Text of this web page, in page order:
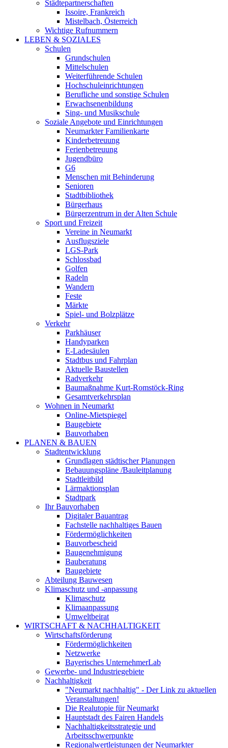
Städtepartnerschaften
Issoire, Frankreich
Mistelbach, Österreich
Wichtige Rufnummern
LEBEN & SOZIALES
Schulen
Grundschulen
Mittelschulen
Weiterführende Schulen
Hochschuleinrichtungen
Berufliche und sonstige Schulen
Erwachsenenbildung
Sing- und Musikschule
Soziale Angebote und Einrichtungen
Neumarkter Familienkarte
Kinderbetreuung
Ferienbetreuung
Jugendbüro
G6
Menschen mit Behinderung
Senioren
Stadtbibliothek
Bürgerhaus
Bürgerzentrum in der Alten Schule
Sport und Freizeit
Vereine in Neumarkt
Ausflugsziele
LGS-Park
Schlossbad
Golfen
Radeln
Wandern
Feste
Märkte
Spiel- und Bolzplätze
Verkehr
Parkhäuser
Handyparken
E-Ladesäulen
Stadtbus und Fahrplan
Aktuelle Baustellen
Radverkehr
Baumaßnahme Kurt-Romstöck-Ring
Gesamtverkehrsplan
Wohnen in Neumarkt
Online-Mietspiegel
Baugebiete
Bauvorhaben
PLANEN & BAUEN
Stadtentwicklung
Grundlagen städtischer Planungen
Bebauungspläne /Bauleitplanung
Stadtleitbild
Lärmaktionsplan
Stadtpark
Ihr Bauvorhaben
Digitaler Bauantrag
Fachstelle nachhaltiges Bauen
Fördermöglichkeiten
Bauvorbescheid
Baugenehmigung
Bauberatung
Baugebiete
Abteilung Bauwesen
Klimaschutz und -anpassung
Klimaschutz
Klimaanpassung
Umweltbeirat
WIRTSCHAFT & NACHHALTIGKEIT
Wirtschaftsförderung
Fördermöglichkeiten
Netzwerke
Bayerisches UnternehmerLab
Gewerbe- und Industriegebiete
Nachhaltigkeit
"Neumarkt nachhaltig" - Der Link zu aktuellen
Veranstaltungen!
Die Realutopie für Neumarkt
Hauptstadt des Fairen Handels
Nachhaltigkeitsstrategie und
Arbeitsschwerpunkte
Regionalwertleistungen der Neumarkter